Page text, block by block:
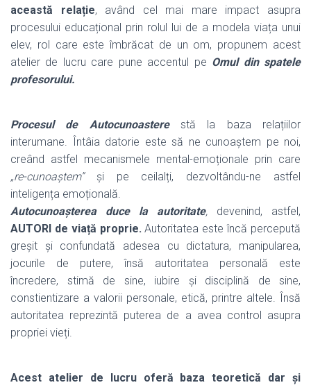
această relație, având cel mai mare impact asupra
procesului educațional prin rolul lui de a modela viața unui
elev, rol care este îmbrăcat de un om, propunem acest
atelier de lucru care pune accentul pe Omul din spatele
profesorului.
Procesul de Autocunoasterestă la baza relațiilor
interumane. Întâia datorie este să ne cunoaștem pe noi,
creând astfel mecanismele mental-emoționale prin care
„re-cunoaștem”și pe ceilalți, dezvoltându-ne astfel
inteligența emoțională.
Autocunoașterea duce la autoritate, devenind, astfel,
AUTORI de viață proprie. Autoritatea este încă percepută
greșit și confundată adesea cu dictatura, manipularea,
jocurile de putere, însă autoritatea personală este
încredere, stimă de sine, iubire și disciplină de sine,
constientizare a valorii personale, etică, printre altele. Însă
autoritatea reprezintă puterea de a avea control asupra
propriei vieți.
Acest atelier de lucru oferă baza teoretică dar și